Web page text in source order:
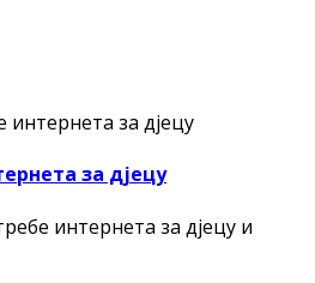
интeрнeтa зa дjeцу
зa дjeцу
интeрнeтa зa дjeцу и